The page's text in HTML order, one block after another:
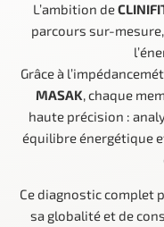
L’ambition de
parcours sur-
Grâce à
MASAK, chaque
haute précision :
équilibre énergétique
Ce diagnostic complet
sa globalité et de